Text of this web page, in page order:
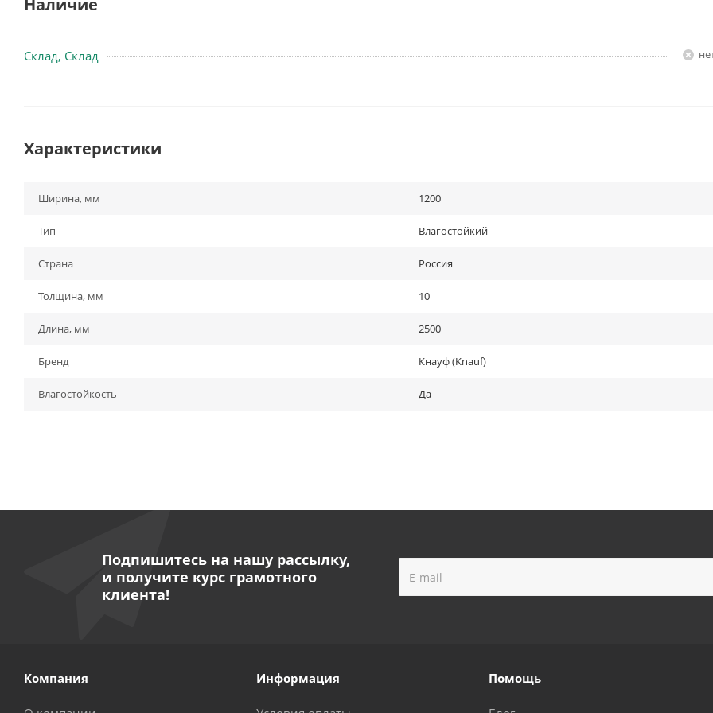
Наличие
Склад, Склад
Характеристики
Ширина, мм 1200
Тип Влагостойкий
Страна Россия
Толщина, мм 10
Длина, мм 2500
Бренд Кнауф (Knauf)
Влагостойкость Да
Подпишитесь на нашу рассылку,
и получите курс грамотного
клиента!
Компания Информация Помощь